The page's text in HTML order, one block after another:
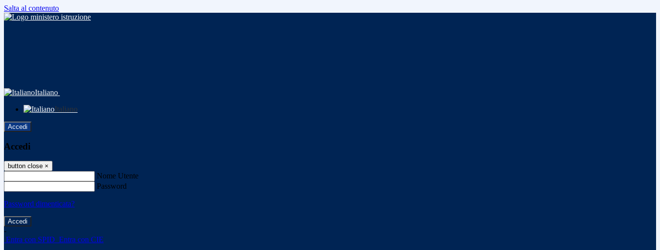
Salta al contenuto
Italiano
Italiano
Accedi
Accedi
button close ×
Nome Utente
Password
Password dimenticata?
-
Entra con SPID Entra con CIE